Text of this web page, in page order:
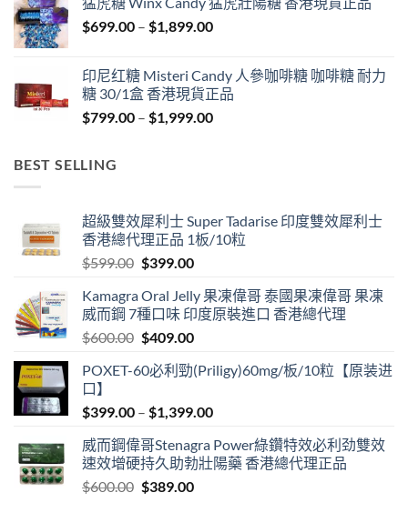
through
$1,849.00
$699.00 – $1,899.00Price
through
$1,899.00
印尼红糖 Misteri Candy 人參咖啡糖 咖啡糖 耐力
糖 30/1盒 香港現貨正品
$799.00 – $1,999.00Price
BEST SELLING
超級雙效犀利士 Super Tadarise 印度雙效犀利士
香港總代理正品 1板/10粒
$599.00 Original
was:
$599.00.
$399.00Current
is:
$399.00.
Kamagra Oral Jelly 果凍偉哥 泰國果凍偉哥 果凍
威而鋼 7種口味 印度原裝進口 香港總代理
$600.00 Original
was:
$409.00Current
is:
POXET-60必利勁(Priligy)60mg/板/10粒【原装进
口】
$399.00 – $1,399.00Price
$399.00
through
威而鋼偉哥Stenagra Power綠鑽特效必利劲雙效
速效增硬持久助勃壯陽藥 香港總代理正品
$600.00 Original
$389.00Current